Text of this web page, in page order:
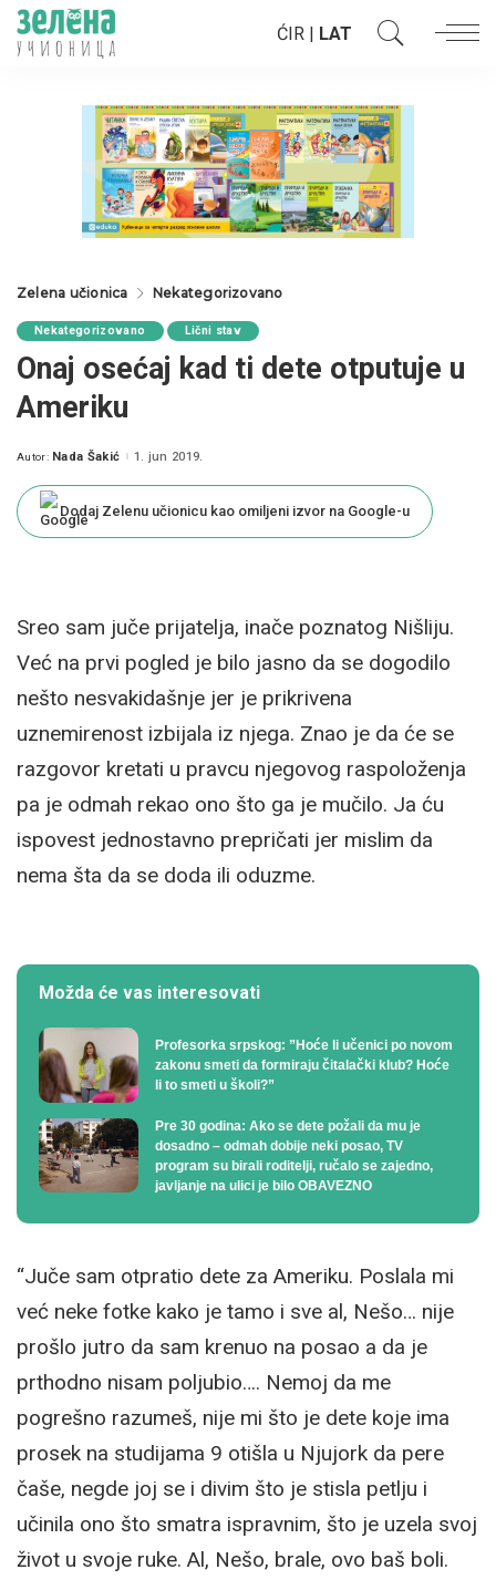
ĆIR | LAT
Zelena učionica Nekategorizovano
Nekategorizovano Lični stav
Onaj osećaj kad ti dete otputuje u
Ameriku
Posted
Autor: Nada Šakić 1. jun 2019.
Dodaj Zelenu učionicu kao omiljeni izvor na Google-u
Sreo sam juče prijatelja, inače poznatog Nišliju.
Već na prvi pogled je bilo jasno da se dogodilo
nešto nesvakidašnje jer je prikrivena
uznemirenost izbijala iz njega. Znao je da će se
razgovor kretati u pravcu njegovog raspoloženja
pa je odmah rekao ono što ga je mučilo. Ja ću
ispovest jednostavno prepričati jer mislim da
nema šta da se doda ili oduzme.
Možda će vas interesovati
Profesorka srpskog: ”Hoće li učenici po novom
zakonu smeti da formiraju čitalački klub? Hoće
li to smeti u školi?”
Pre 30 godina: Ako se dete požali da mu je
dosadno – odmah dobije neki posao, TV
program su birali roditelji, ručalo se zajedno,
javljanje na ulici je bilo OBAVEZNO
“Juče sam otpratio dete za Ameriku. Poslala mi
već neke fotke kako je tamo i sve al, Nešo… nije
prošlo jutro da sam krenuo na posao a da je
prthodno nisam poljubio…. Nemoj da me
pogrešno razumeš, nije mi što je dete koje ima
prosek na studijama 9 otišla u Njujork da pere
čaše, negde joj se i divim što je stisla petlju i
učinila ono što smatra ispravnim, što je uzela svoj
život u svoje ruke. Al, Nešo, brale, ovo baš boli.